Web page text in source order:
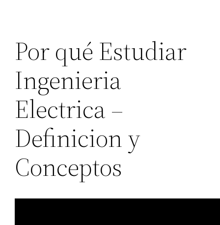
Por qué Estudiar
Ingenieria
Electrica –
Definicion y
Conceptos